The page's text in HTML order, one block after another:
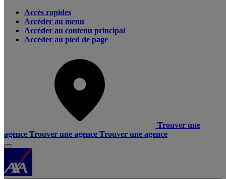
Accès rapides
Accéder au menu
Accéder au contenu principal
Accéder au pied de page
Trouver une
agence Trouver une agence Trouver une agence